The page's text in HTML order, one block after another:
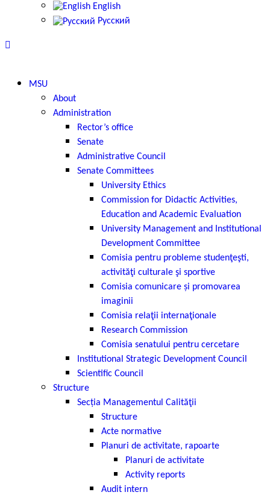
English
Русский
MSU
About
Administration
Rector’s office
Senate
Administrative Council
Senate Committees
University Ethics
Commission for Didactic Activities,
Education and Academic Evaluation
University Management and Institutional
Development Committee
Comisia pentru probleme studenţeşti,
activităţi culturale şi sportive
Comisia comunicare și promovarea
imaginii
Comisia relaţii internaţionale
Research Commission
Comisia senatului pentru cercetare
Institutional Strategic Development Council
Scientific Council
Structure
Secția Managementul Calităţii
Structure
Acte normative
Planuri de activitate, rapoarte
Planuri de activitate
Activity reports
Audit intern